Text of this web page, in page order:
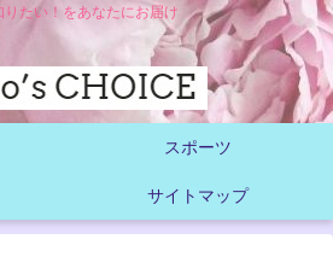
りたい！をあなたにお届け
スポーツ
サイトマップ